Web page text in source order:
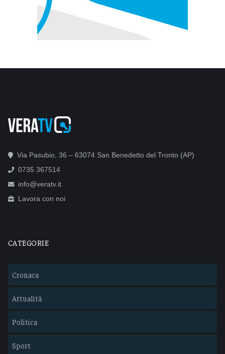
Via Pasubio, 36 – 63074 San Benedetto del Tronto (AP)
0735 367514
info@veratv.it
Lavora con noi
CATEGORIE
Cronaca
Attualità
Politica
Sport